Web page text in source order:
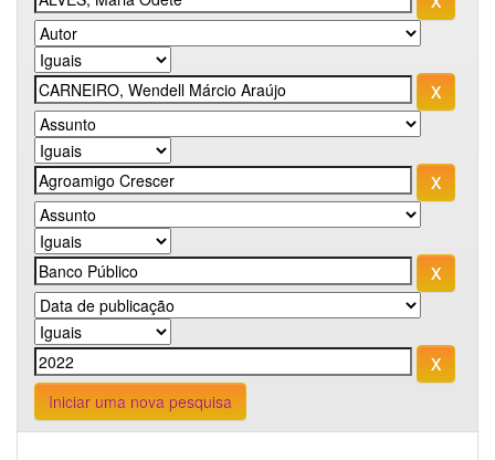
Iniciar uma nova pesquisa